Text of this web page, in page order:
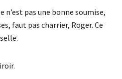
n’est pas une bonne soumise,
faut pas charrier, Roger. Ce